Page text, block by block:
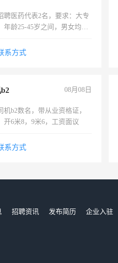
聘医药代表2名，要求：大专
年龄25-45岁之间，男女均
学资质的优先，底薪+绩效，
系方式
08月08日
机b2数名，带从业资格证，
开6米8，9米6，工资面议
系方式
招聘资讯 发布简历 企业入驻